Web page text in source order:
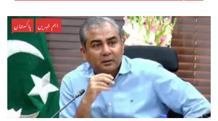
اہم خبریں پاکستان